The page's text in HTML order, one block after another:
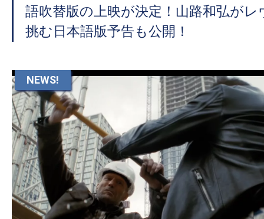
語吹替版の上映が決定！山路和弘が
挑む日本語版予告も公開！
NEWS!